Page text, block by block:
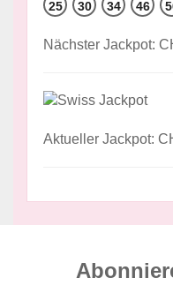
25 30 34 46
Nächster Jackpot:
Aktueller Jackpot: